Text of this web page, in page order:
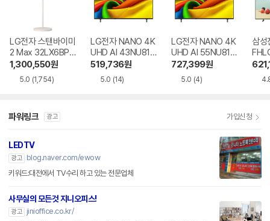
LG전자 스탠바이미
2 Max 32LX6BPG
A
1,300,550원
5.0 (1,754)
LG전자 NANO 4K
UHD AI 43NU810
BENA
519,736원
5.0 (14)
LG전자 NANO 4K
UHD AI 55NU810
BENA
727,399원
5.0 (4)
삼성
파워링크 광고 가입신청
LEDTV
광고
blog.naver.com/ewow
키워드:대전에서 TV수리 하고 있는 전문업체
사무실의 모든것 지니오피스!
광고
jinioffice.co.kr/